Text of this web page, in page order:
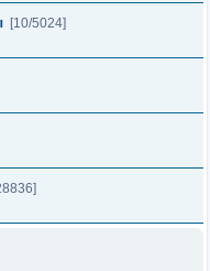
[10/5024]